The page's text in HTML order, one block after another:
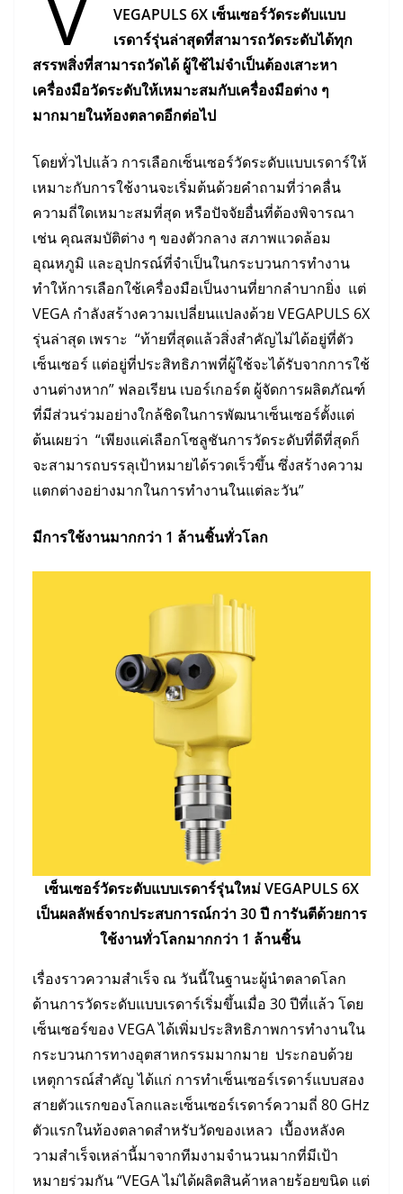
VEGAPULS 6X เซ็นเซอร์วัดระดับแบบ
เรดาร์รุ่นล่าสุดที่สามารถวัดระดับได้ทุก
สรรพสิ่งที่สามารถวัดได้ ผู้ใช้ไม่จำเป็นต้องเสาะหา
เครื่องมือวัดระดับให้เหมาะสมกับเครื่องมือต่าง ๆ
มากมายในท้องตลาดอีกต่อไป
โดยทั่วไปแล้ว การเลือกเซ็นเซอร์วัดระดับแบบเรดาร์ให้
เหมาะกับการใช้งานจะเริ่มต้นด้วยคำถามที่ว่าคลื่น
ความถี่ใดเหมาะสมที่สุด หรือปัจจัยอื่นที่ต้องพิจารณา
เช่น คุณสมบัติต่าง ๆ ของตัวกลาง สภาพแวดล้อม
อุณหภูมิ และอุปกรณ์ที่จำเป็นในกระบวนการทำงาน
ทำให้การเลือกใช้เครื่องมือเป็นงานที่ยากลำบากยิ่ง แต่
VEGA กำลังสร้างความเปลี่ยนแปลงด้วย VEGAPULS 6X
รุ่นล่าสุด เพราะ “ท้ายที่สุดแล้วสิ่งสำคัญไม่ได้อยู่ที่ตัว
เซ็นเซอร์ แต่อยู่ที่ประสิทธิภาพที่ผู้ใช้จะได้รับจากการใช้
งานต่างหาก” ฟลอเรียน เบอร์เกอร์ต ผู้จัดการผลิตภัณฑ์
ที่มีส่วนร่วมอย่างใกล้ชิดในการพัฒนาเซ็นเซอร์ตั้งแต่
ต้นเผยว่า “เพียงแค่เลือกโซลูชันการวัดระดับที่ดีที่สุดก็
จะสามารถบรรลุเป้าหมายได้รวดเร็วขึ้น ซึ่งสร้างความ
แตกต่างอย่างมากในการทำงานในแต่ละวัน”
มีการใช้งานมากกว่า 1 ล้านชิ้นทั่วโลก
เซ็นเซอร์วัดระดับแบบเรดาร์รุ่นใหม่ VEGAPULS 6X
เป็นผลลัพธ์จากประสบการณ์กว่า 30 ปี การันตีด้วยการ
ใช้งานทั่วโลกมากกว่า 1 ล้านชิ้น
เรื่องราวความสำเร็จ ณ วันนี้ในฐานะผู้นำตลาดโลก
ด้านการวัดระดับแบบเรดาร์เริ่มขึ้นเมื่อ 30 ปีที่แล้ว โดย
เซ็นเซอร์ของ VEGA ได้เพิ่มประสิทธิภาพการทำงานใน
กระบวนการทางอุตสาหกรรมมากมาย ประกอบด้วย
เหตุการณ์สำคัญ ได้แก่ การทำเซ็นเซอร์เรดาร์แบบสอง
สายตัวแรกของโลกและเซ็นเซอร์เรดาร์ความถี่ 80 GHz
ตัวแรกในท้องตลาดสำหรับวัดของเหลว เบื้องหลังค
วามสำเร็จเหล่านี้มาจากทีมงามจำนวนมากที่มีเป้า
หมายร่วมกัน “VEGA ไม่ได้ผลิตสินค้าหลายร้อยขนิด แต่